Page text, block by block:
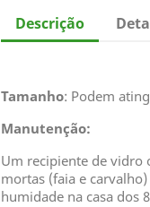
Descrição
Tamanho: Podem
Manutenção:
Um recipiente de vidro
mortas (faia e
humidade na casa dos